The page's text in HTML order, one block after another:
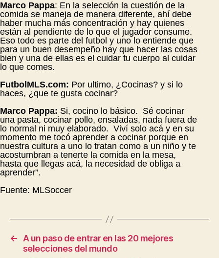
Marco Pappa: En la selección la cuestión de la
comida se maneja de manera diferente, ahí debe
haber mucha más concentración y hay quienes
están al pendiente de lo que el jugador consume.
Eso todo es parte del futbol y uno lo entiende que
para un buen desempeño hay que hacer las cosas
bien y una de ellas es el cuidar tu cuerpo al cuidar
lo que comes.
FutbolMLS.com: Por ultimo, ¿Cocinas? y si lo
haces, ¿que te gusta cocinar?
Marco Pappa: Si, cocino lo básico. Sé cocinar
una pasta, cocinar pollo, ensaladas, nada fuera de
lo normal ni muy elaborado. Viví solo acá y en su
momento me tocó aprender a cocinar porque en
nuestra cultura a uno lo tratan como a un niño y te
acostumbran a tenerte la comida en la mesa,
hasta que llegas acá, la necesidad de obliga a
aprender”.
Fuente: MLSoccer
← A un paso de entrar en las 20 mejores
selecciones del mundo